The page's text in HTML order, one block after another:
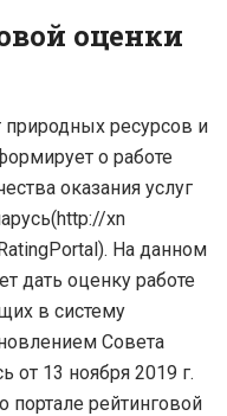
оценки
природных ресурсов и
о работе
оказания услуг
xn
На данном
дать оценку работе
в систему
Совета
от 13 ноября 2019 г.
рейтинговой